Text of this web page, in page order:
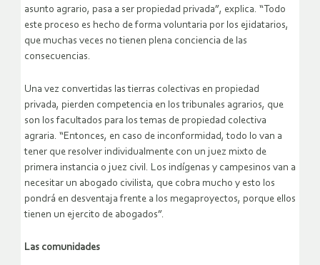
asunto agrario, pasa a ser propiedad privada”, explica. “Todo
este proceso es hecho de forma voluntaria por los ejidatarios,
que muchas veces no tienen plena conciencia de las
consecuencias.
Una vez convertidas las tierras colectivas en propiedad
privada, pierden competencia en los tribunales agrarios, que
son los facultados para los temas de propiedad colectiva
agraria. “Entonces, en caso de inconformidad, todo lo van a
tener que resolver individualmente con un juez mixto de
primera instancia o juez civil. Los indígenas y campesinos van a
necesitar un abogado civilista, que cobra mucho y esto los
pondrá en desventaja frente a los megaproyectos, porque ellos
tienen un ejercito de abogados”.
Las comunidades